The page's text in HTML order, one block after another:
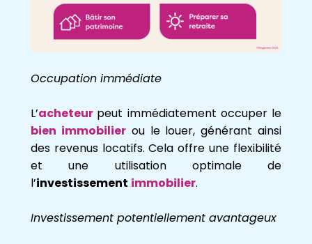
Occupation immédiate
L’acheteur peut immédiatement occuper le
bien immobilier ou le louer, générant ainsi
des revenus locatifs. Cela offre une flexibilité
et une utilisation optimale de
l’investissement immobilier.
Investissement potentiellement avantageux